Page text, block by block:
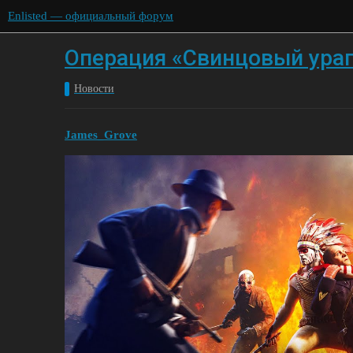
Enlisted — официальный форум
Операция «Свинцовый
Новости
James_Grove